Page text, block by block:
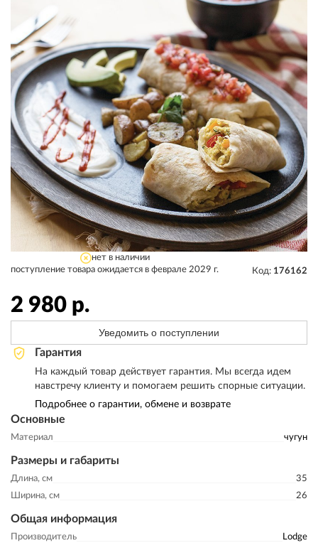
Основные
Материал чугун
Размеры и габариты
Длина, см
35
Ширина, см
26
Общая информация
Производитель
Lodge
нет в наличии
поступление товара ожидается в феврале 2029 г.
Код: 176162
2 980 р.
Уведомить о поступлении
Гарантия
На каждый товар действует гарантия. Мы всегда идем
навстречу клиенту и помогаем решить спорные ситуации.
Подробнее о гарантии, обмене и возврате